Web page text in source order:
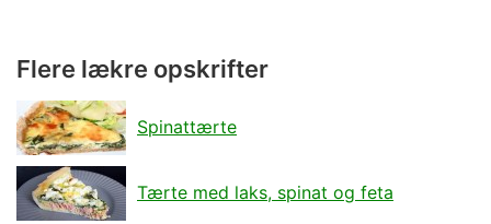
Flere lækre opskrifter
Spinattærte
Tærte med laks, spinat og feta